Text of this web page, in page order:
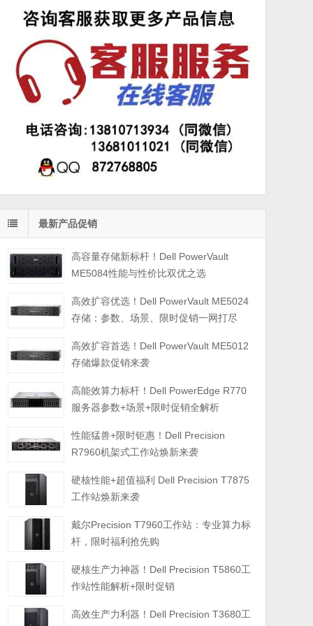
最新产品促销
高容量存储新标杆！Dell PowerVault
ME5084性能与性价比双优之选
高效扩容优选！Dell PowerVault ME5024
存储：参数、场景、限时促销一网打尽
高效扩容首选！Dell PowerVault ME5012
存储爆款促销来袭
高能效算力标杆！Dell PowerEdge R770
服务器参数+场景+限时促销全解析
性能猛兽+限时钜惠！Dell Precision
R7960机架式工作站焕新来袭
硬核性能+超值福利 Dell Precision T7875
工作站焕新来袭
戴尔Precision T7960工作站：专业算力标
杆，限时福利抢先购
硬核生产力神器！Dell Precision T5860工
作站性能解析+限时促销
高效生产力利器！Dell Precision T3680工